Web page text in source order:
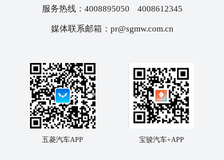
服务热线：4008895050 4008612345
媒体联系邮箱：pr@sgmw.com.cn
五菱汽车APP 宝骏汽车+APP